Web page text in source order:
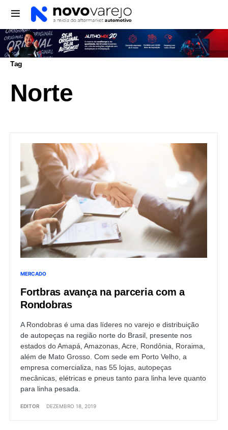
Tag
Norte
MERCADO
Fortbras avança na parceria com a
Rondobras
A Rondobras é uma das líderes no varejo e distribuição
de autopeças na região norte do Brasil, presente nos
estados do Amapá, Amazonas, Acre, Rondônia, Roraima,
além de Mato Grosso. Com sede em Porto Velho, a
empresa comercializa, nas 55 lojas, autopeças
mecânicas, elétricas e pneus tanto para linha leve quanto
para linha pesada.
EDITOR DEZEMBRO 18, 2019